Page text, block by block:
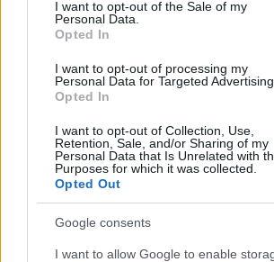
I want to opt-out of the Sale of my
Personal Data.
Opted In
I want to opt-out of processing my
Personal Data for Targeted Advertising.
Opted In
I want to opt-out of Collection, Use,
Retention, Sale, and/or Sharing of my
Personal Data that Is Unrelated with
Purposes for which it was collected.
Opted Out
Google consents
I want to allow Google to enable
aratnak majd, mint a múlt évben
Terézia tiszteletére alkotott